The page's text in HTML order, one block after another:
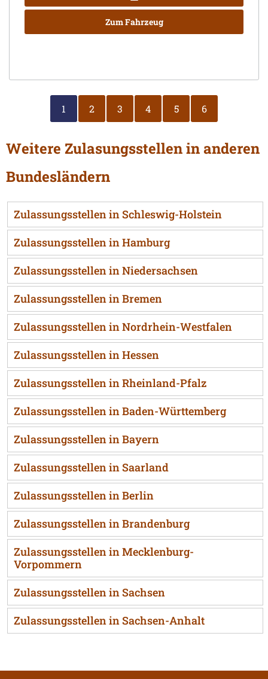
Zum Fahrzeug
1 2 3 4 5 6
Weitere Zulasungsstellen in anderen
Bundesländern
Zulassungsstellen in Schleswig-Holstein
Zulassungsstellen in Hamburg
Zulassungsstellen in Niedersachsen
Zulassungsstellen in Bremen
Zulassungsstellen in Nordrhein-Westfalen
Zulassungsstellen in Hessen
Zulassungsstellen in Rheinland-Pfalz
Zulassungsstellen in Baden-Württemberg
Zulassungsstellen in Bayern
Zulassungsstellen in Saarland
Zulassungsstellen in Berlin
Zulassungsstellen in Brandenburg
Zulassungsstellen in Mecklenburg-
Vorpommern
Zulassungsstellen in Sachsen
Zulassungsstellen in Sachsen-Anhalt